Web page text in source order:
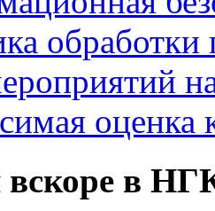
оценка
вскоре в